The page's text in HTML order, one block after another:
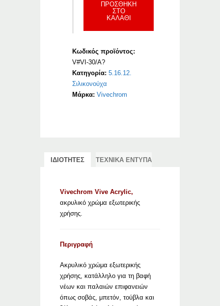
ΠΡΟΣΘΉΚΗ
ΣΤΟ
ΚΑΛΆΘΙ
Κωδικός προϊόντος:
V#VI-30/A?
Κατηγορία:5.16.12.
Σιλικονούχα
Μάρκα:Vivechrom
ΙΔΙΟΤΗΤΕΣ ΤΕΧΝΙΚΑ ΕΝΤΥΠΑ
Vivechrom Vive Acrylic,
ακρυλικό χρώμα εξωτερικής
χρήσης.
Περιγραφή
Ακρυλικό χρώμα εξωτερικής
χρήσης, κατάλληλο για τη βαφή
νέων και παλαιών επιφανειών
όπως σοβάς, μπετόν, τούβλα και